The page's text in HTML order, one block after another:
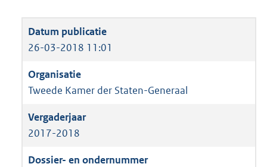
26-03-2018 11:01
Tweede Kamer der Staten-Generaal
2017-2018